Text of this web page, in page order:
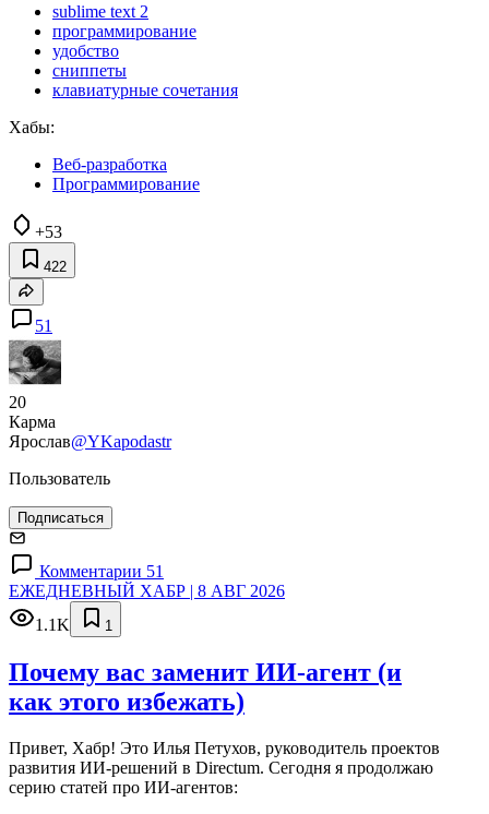
sublime text 2
программирование
удобство
сниппеты
клавиатурные сочетания
Хабы:
Веб-разработка
Программирование
+53
422
51
20
Карма
Ярослав@YKapodastr
Пользователь
Подписаться
Комментарии 51
ЕЖЕДНЕВНЫЙ ХАБР | 8 АВГ 2026
1.1K
1
Почему вас заменит ИИ‑агент (и
как этого избежать)
Привет, Хабр! Это Илья Петухов, руководитель проектов
развития ИИ-решений в Directum. Сегодня я продолжаю
серию статей про ИИ-агентов: